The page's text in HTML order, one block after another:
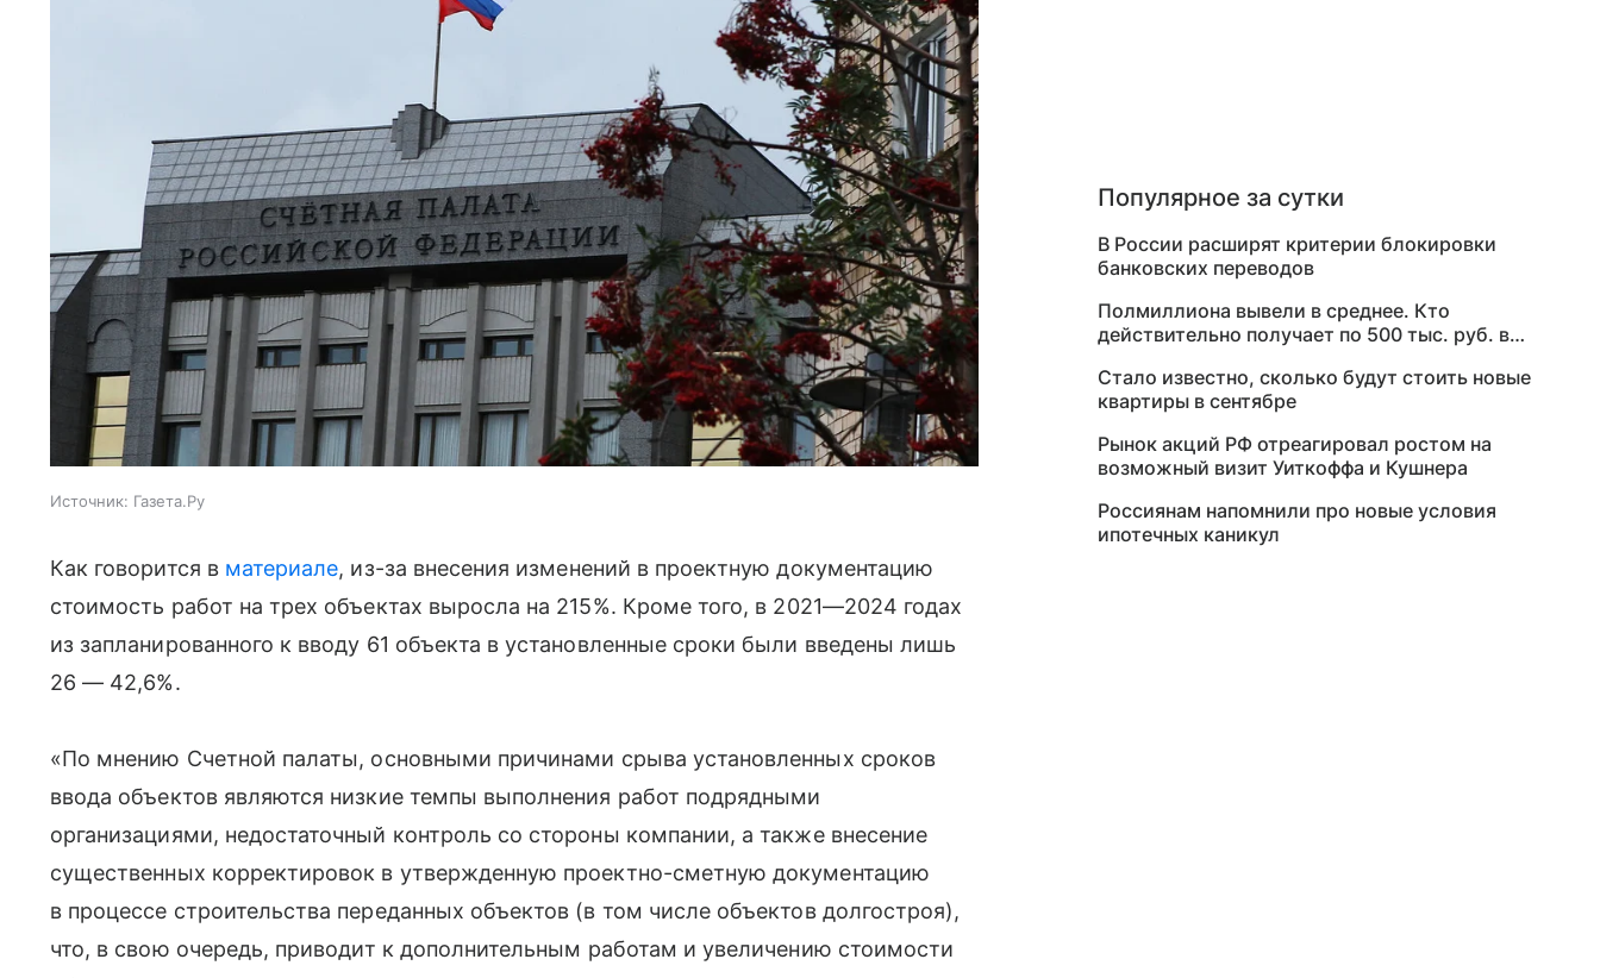
Источник: Газета.Ру
Как говорится в материале, из-за внесения изменений в проектную документацию
стоимость работ на трех объектах выросла на 215%. Кроме того, в 2021—2024 годах
из запланированного к вводу 61 объекта в установленные сроки были введены лишь
26 — 42,6%.
«По мнению Счетной палаты, основными причинами срыва установленных сроков
ввода объектов являются низкие темпы выполнения работ подрядными
организациями, недостаточный контроль со стороны компании, а также внесение
существенных корректировок в утвержденную проектно-сметную документацию
в процессе строительства переданных объектов (в том числе объектов долгостроя),
что, в свою очередь, приводит к дополнительным работам и увеличению стоимости
Популярное за сутки
В России расширят критерии блокировки
банковских переводов
Полмиллиона вывели в среднее. Кто
действительно получает по 500 тыс. руб. в
Стало известно, сколько будут стоить новые
квартиры в сентябре
Рынок акций РФ отреагировал ростом на
возможный визит Уиткоффа и Кушнера
Россиянам напомнили про новые условия
ипотечных каникул